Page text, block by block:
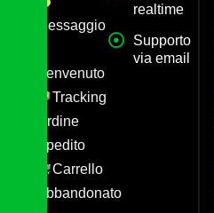
Messaggio
Benvenuto
Tracking
Ordine
Spedito
Carrello
Abbandonato
realtime
Supporto
via email